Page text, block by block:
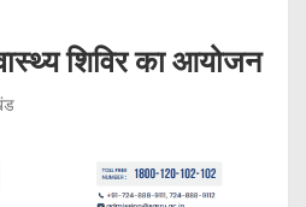
शिविर का आयोजन